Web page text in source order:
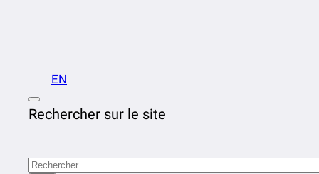
EN
Rechercher sur le site
Rechercher